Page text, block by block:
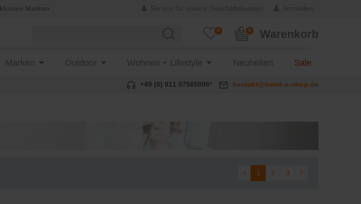
0 Warenkorb
0
Marken Outdoor Wohnen + Lifestyle Neuheiten Sale
+49 (0) 911 97565096* kontakt@trend-e-shop.de
1 2 3